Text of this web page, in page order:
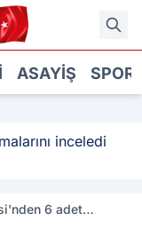
ASAYIŞ SPOR
inceledi
6 adet